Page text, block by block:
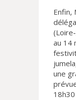
Enfin,
au 14
une